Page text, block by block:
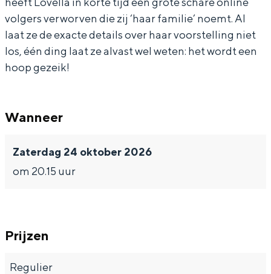
r
d
o
r
volgers verworven die zij ‘haar familie’ noemt. Al
laat ze de exacte details over haar voorstelling niet
los, één ding laat ze alvast wel weten: het wordt een
hoop gezeik!
Wanneer
Zaterdag 24 oktober 2026
om 20.15 uur
Prijzen
Regulier